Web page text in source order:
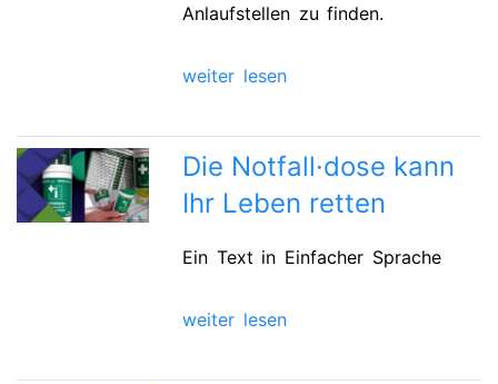
Anlaufstellen zu finden.
weiter lesen
Die Notfall·dose kann
Ihr Leben retten
Ein Text in Einfacher Sprache
weiter lesen